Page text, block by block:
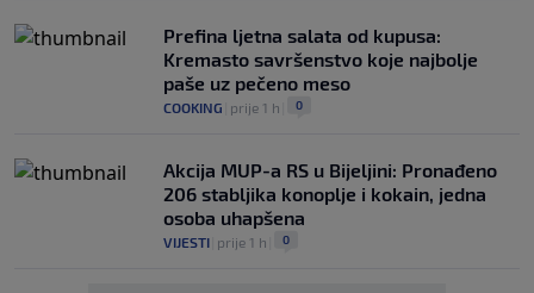
Prefina ljetna salata od kupusa:
Kremasto savršenstvo koje najbolje
paše uz pečeno meso
COOKING prije 1 h 0
Akcija MUP-a RS u Bijeljini: Pronađeno
206 stabljika konoplje i kokain, jedna
osoba uhapšena
VIJESTI prije 1 h 0